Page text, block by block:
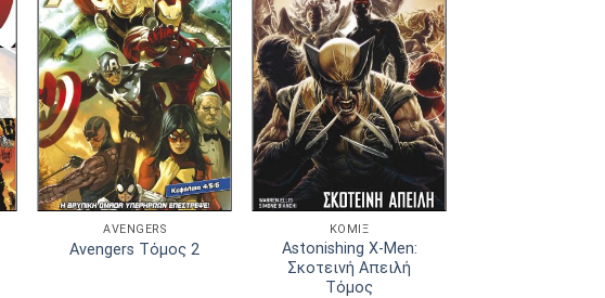
Πρόσθήκη
στην λίστα
επιθυμιών
AVENGERS
Avengers Τόμος 2
Πρόσθήκη
στην λίστα
επιθυμιών
ΚΟΜΙΞ
Astonishing X-Men:
Σκοτεινή Απειλή
Τόμος